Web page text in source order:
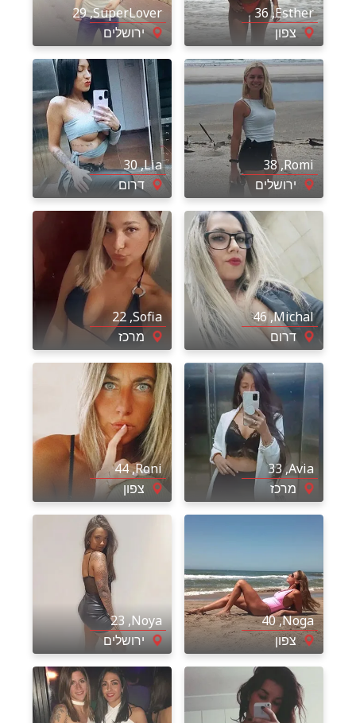
Esther
, 36
צפון
SuperLover
, 29
ירושלים
Romi
, 38
ירושלים
Lia
, 30
דרום
Michal
, 46
דרום
Sofia
, 22
מרכז
Avia
, 33
מרכז
Roni
, 44
צפון
Noga
, 40
צפון
Noya
, 23
ירושלים